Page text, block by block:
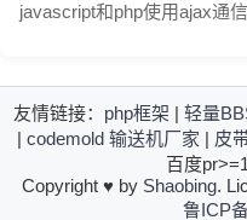
javascript和php使用ajax通
友情链接： php框架 | 轻量
| codemold 输送机厂家 | 皮
百度
Copyright ♥ by Shaobing.
鲁ICP